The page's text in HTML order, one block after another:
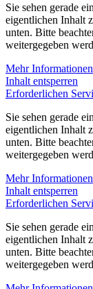
Sie sehen gerade
eigentlichen Inhalt
unten. Bitte
weitergegeben
Mehr Informationen
Inhalt entsperren
Erforderlichen
Sie sehen gerade
eigentlichen Inhalt
unten. Bitte
weitergegeben
Mehr Informationen
Inhalt entsperren
Erforderlichen
Sie sehen gerade
eigentlichen Inhalt
unten. Bitte
weitergegeben